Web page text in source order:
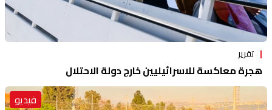
تقرير
هجرة معاكسة للاسرائيليين خارج دولة الاحتلال
فيديو